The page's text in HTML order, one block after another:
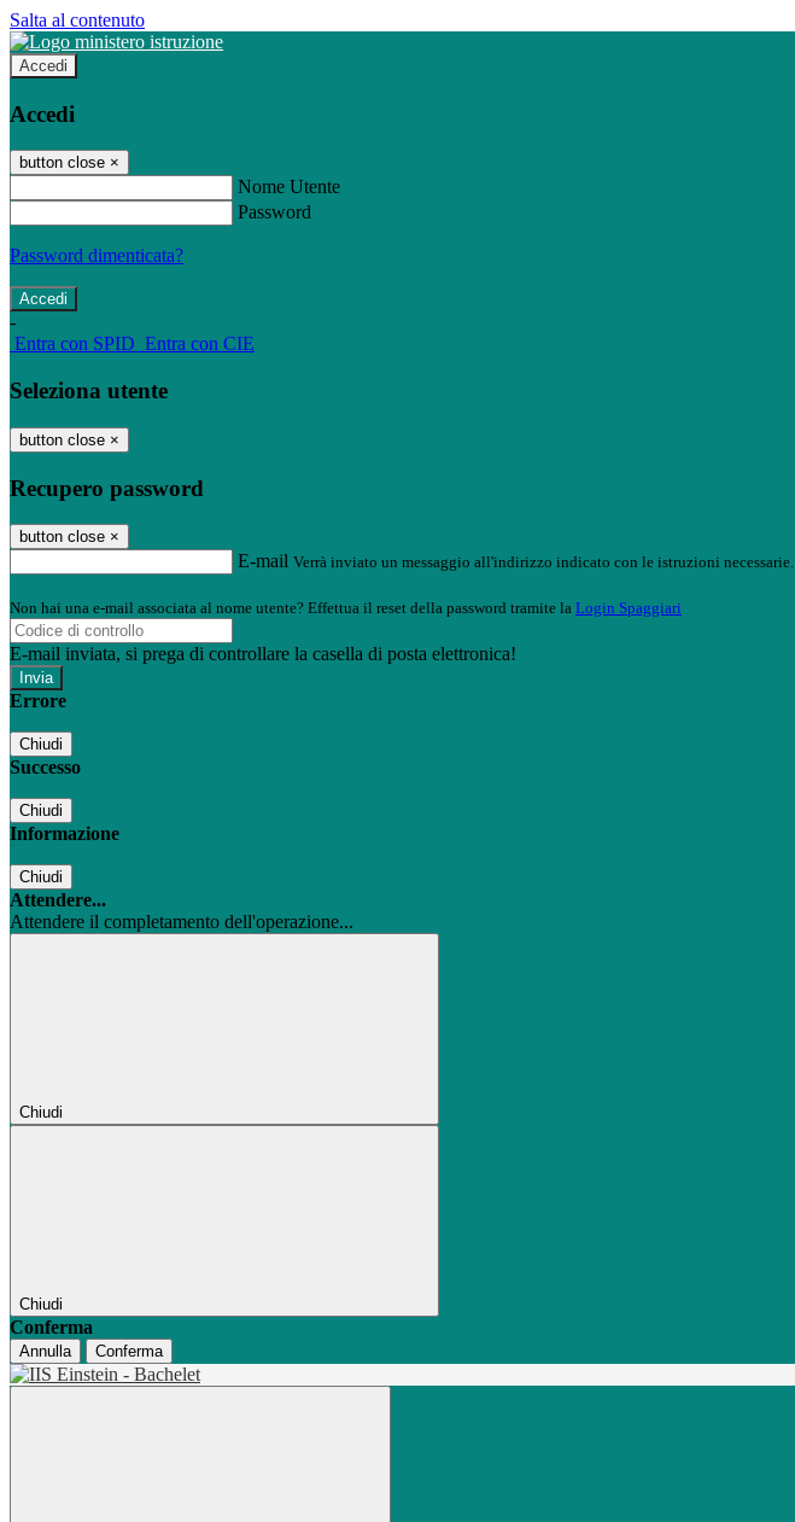
Salta al contenuto
Accedi
Accedi
button close ×
Nome Utente
Password
Password dimenticata?
-
Entra con SPID Entra con CIE
Seleziona utente
button close ×
Recupero password
button close ×
E-mail Verrà inviato un messaggio all'indirizzo indicato con le istruzioni necessarie.
Non hai una e-mail associata al nome utente? Effettua il reset della password tramite la Login Spaggiari
E-mail inviata, si prega di controllare la casella di posta elettronica!
Errore
Chiudi
Successo
Chiudi
Informazione
Chiudi
Attendere...
Attendere il completamento dell'operazione...
Chiudi
Chiudi
Conferma
Annulla Conferma